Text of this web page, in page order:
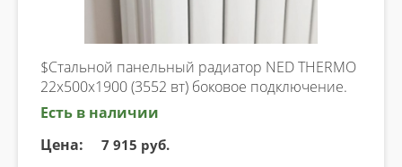
$Стальной панельный радиатор NED THERMO
22х500х1900 (3552 вт) боковое подключение.
Есть в наличии
Цена:
7 915 руб.